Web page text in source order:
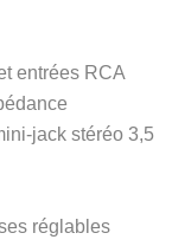
entrées RCA
jack stéréo 3,5
réglables